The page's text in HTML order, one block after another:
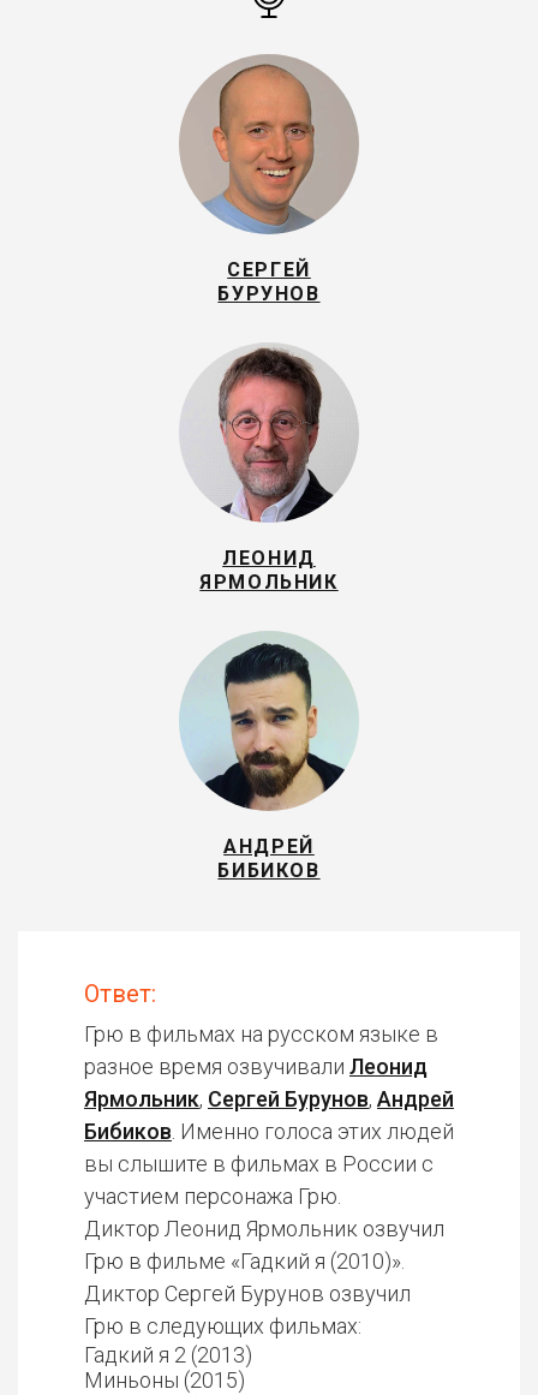
СЕРГЕЙ
БУРУНОВ
ЛЕОНИД
ЯРМОЛЬНИК
АНДРЕЙ
БИБИКОВ
Ответ:
Грю в фильмах на русском языке в
разное время озвучивали Леонид
Ярмольник, Сергей Бурунов, Андрей
Бибиков . Именно голоса этих людей
вы слышите в фильмах в России с
участием персонажа Грю.
Диктор Леонид Ярмольник озвучил
Грю в фильме «Гадкий я (2010)».
Диктор Сергей Бурунов озвучил
Грю в следующих фильмах:
Гадкий я 2 (2013)
Миньоны (2015)